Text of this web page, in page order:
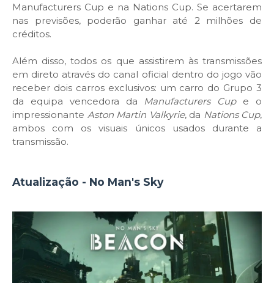
Manufacturers Cup e na Nations Cup. Se acertarem
nas previsões, poderão ganhar até 2 milhões de
créditos.
Além disso, todos os que assistirem às transmissões
em direto através do canal oficial dentro do jogo vão
receber dois carros exclusivos: um carro do Grupo 3
da equipa vencedora da Manufacturers Cupe o
impressionante Aston Martin Valkyrie, da Nations Cup,
ambos com os visuais únicos usados durante a
transmissão.
Atualização - No Man's Sky